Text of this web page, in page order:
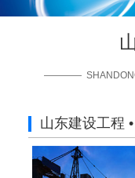
————
山东建设工程